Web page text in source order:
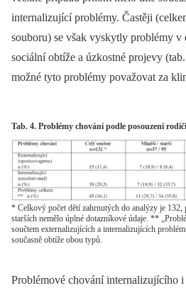
internalizující problémy. Častěji
souboru) se však vyskytly problémy v
sociální obtíže a úzkostné projevy
možné tyto problémy považovat za
Tab. 4. Problémy chování podle posouzení rodiči
* Celkový počet dětí zahrnutých do analýzy je 132,
starších nemělo úplné dotazníkové údaje. **
součtem externalizujících a internalizujících
současně obtíže obou typů.
Problémové chování internalizujícího